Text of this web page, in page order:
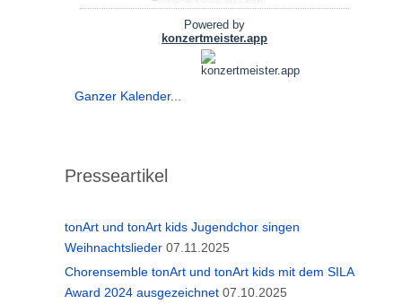
Ganzer Kalender...
Presseartikel
tonArt und tonArt kids Jugendchor singen
Weihnachtslieder 07.11.2025
Chorensemble tonArt und tonArt kids mit dem SILA
Award 2024 ausgezeichnet 07.10.2025